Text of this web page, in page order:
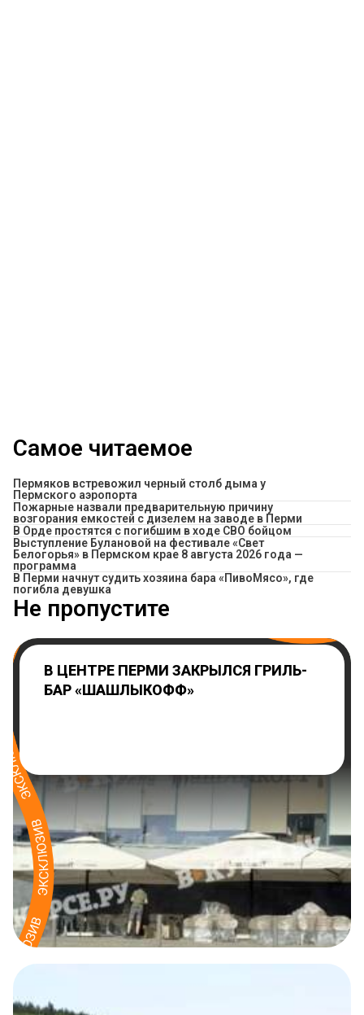
Самое читаемое
Пермяков встревожил черный столб дыма у
Пермского аэропорта
Пожарные назвали предварительную причину
возгорания емкостей с дизелем на заводе в Перми
В Орде простятся с погибшим в ходе СВО бойцом
Выступление Булановой на фестивале «Свет
Белогорья» в Пермском крае 8 августа 2026 года —
программа
​В Перми начнут судить хозяина бара «ПивоМясо», где
погибла девушка
Не пропустите
В ЦЕНТРЕ ПЕРМИ ЗАКРЫЛСЯ ГРИЛЬ-
БАР «ШАШЛЫКОФФ»